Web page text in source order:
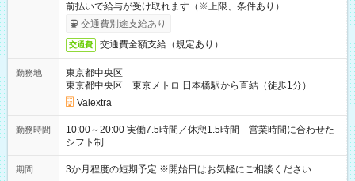
前払いで給与が受け取れます（※上限、条件あり）
交通費別途支給あり
交通費 交通費全額支給（規定あり）
勤務地
東京都中央区
東京都中央区 東京メトロ 日本橋駅から直結（徒歩1分）
Valextra
勤務時間
10:00～20:00 実働7.5時間／休憩1.5時間 営業時間に合わせた
シフト制
期間 3か月程度の短期予定 ※開始日はお気軽にご相談ください